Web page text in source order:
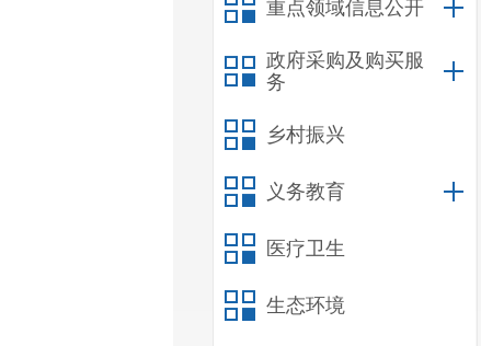
重点领域信息公开
政府采购及购买服
务
乡村振兴
义务教育
医疗卫生
生态环境